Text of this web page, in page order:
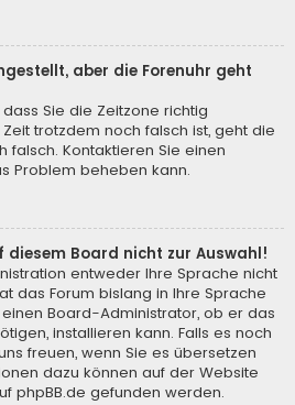
aber die Forenuhr geht
Sie die Zeitzone richtig
trotzdem noch falsch ist, geht die
falsch. Kontaktieren Sie einen
Problem beheben kann.
diesem Board nicht zur Auswahl!
entweder Ihre Sprache nicht
das Forum bislang in Ihre Sprache
Board-Administrator, ob er das
installieren kann. Falls es noch
freuen, wenn Sie es übersetzen
dazu können auf der Website
phpBB.de gefunden werden.